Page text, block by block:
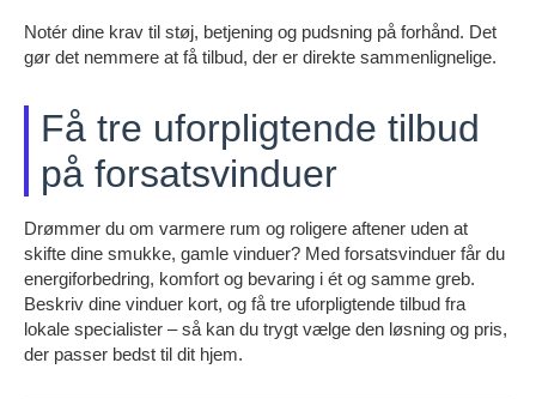
Notér dine krav til støj, betjening og pudsning på forhånd. Det
gør det nemmere at få tilbud, der er direkte sammenlignelige.
Få tre uforpligtende tilbud
på forsatsvinduer
Drømmer du om varmere rum og roligere aftener uden at
skifte dine smukke, gamle vinduer? Med forsatsvinduer får du
energiforbedring, komfort og bevaring i ét og samme greb.
Beskriv dine vinduer kort, og få tre uforpligtende tilbud fra
lokale specialister – så kan du trygt vælge den løsning og pris,
der passer bedst til dit hjem.